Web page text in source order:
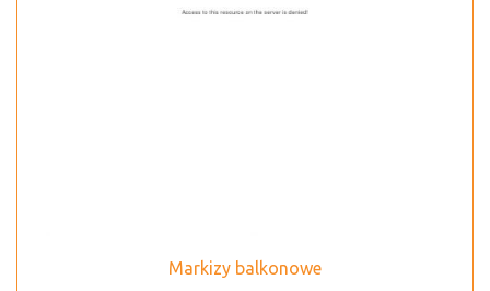
Markizy balkonowe